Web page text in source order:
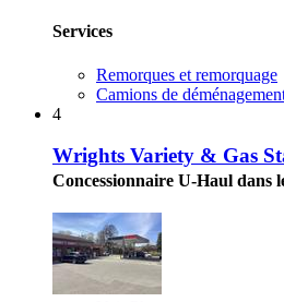
Services
Remorques et remorquage
Camions de
4
Wrights Variety & Gas
Concessionnaire U-Haul dans